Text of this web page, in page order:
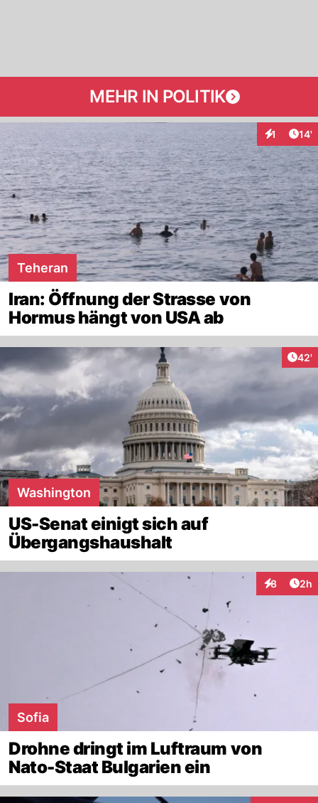
MEHR IN POLITIK
1 14'
Teheran
Iran: Öffnung der Strasse von
Hormus hängt von USA ab
42'
Washington
US-Senat einigt sich auf
Übergangshaushalt
8 2h
Sofia
Drohne dringt im Luftraum von
Nato-Staat Bulgarien ein